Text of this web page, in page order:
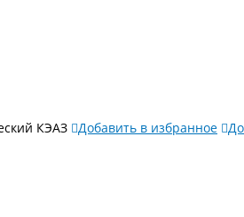
КЭАЗ Добавить в избранное